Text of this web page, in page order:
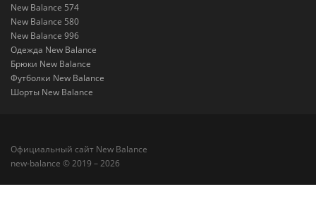
New Balance 574
New Balance 580
New Balance 996
Одежда New Balance
Брюки New Balance
Футболки New Balance
Шорты New Balance
Официальный сайт New Balance
new-balance © 2019 – 2026